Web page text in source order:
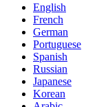
English
French
German
Portuguese
Spanish
Russian
Japanese
Korean